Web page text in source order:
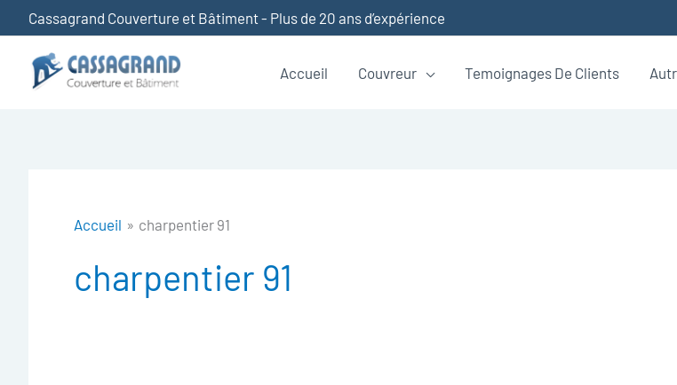
au
contenu
Cassagrand Couverture et Bâtiment - Plus de 20 ans d’expérience
Accueil Couvreur Temoignages De Clients
Accueil charpentier 91
charpentier 91